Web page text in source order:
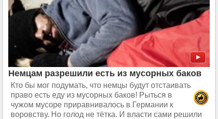
Немцам разрешили есть из мусорных баков
Кто бы мог подумать, что немцы будут отстаивать
право есть еду из мусорных баков! Рыться в
чужом мусоре приравнивалось в Германии к
воровству. Но голод не тётка. И власти сами решили